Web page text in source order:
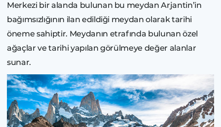
Merkezi bir alanda bulunan bu meydan Arjantin’in
bağımsızlığının ilan edildiği meydan olarak tarihi
öneme sahiptir. Meydanın etrafında bulunan özel
ağaçlar ve tarihi yapılan görülmeye değer alanlar
sunar.